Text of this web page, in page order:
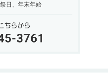
日、年末年始